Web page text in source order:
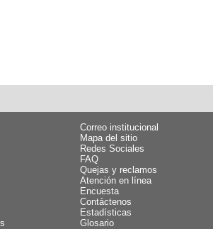
Correo institucional
Mapa del sitio
Redes Sociales
FAQ
Quejas y reclamos
Atención en línea
Encuesta
Contáctenos
Estadísticas
Glosario